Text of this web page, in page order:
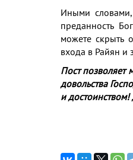
Иными словами,
преданность
можете скрыть
входа в Райян и
Пост позволяет
довольства
и